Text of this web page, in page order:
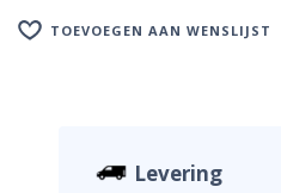
TOEVOEGEN AAN WENSLIJST
Levering